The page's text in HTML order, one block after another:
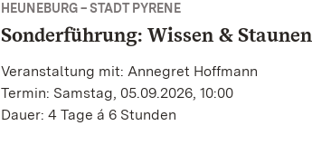
HEUNEBURG – STADT PYRENE
Sonderführung: Wissen & Staunen
Veranstaltung mit: Annegret Hoffmann
Termin: Samstag, 05.09.2026, 10:00
Dauer: 4 Tage á 6 Stunden